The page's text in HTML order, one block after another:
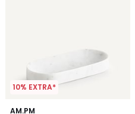
10% EXTRA*
AM.PM
4,6